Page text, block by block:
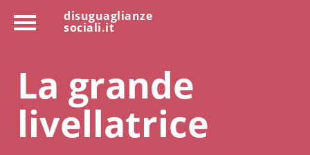
disuguaglianze
sociali.it
La grande
livellatrice